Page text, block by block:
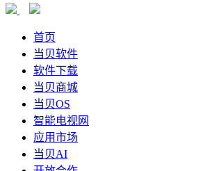
首页
当贝软件
软件下载
当贝商城
当贝OS
智能电视网
应用市场
当贝AI